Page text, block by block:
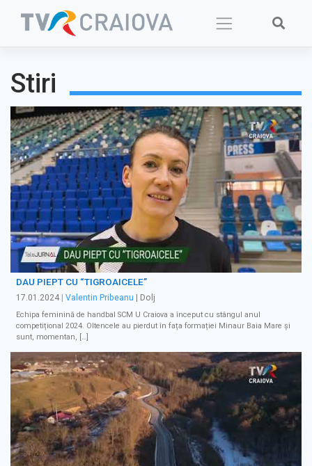
Stiri
DAU PIEPT CU “TIGROAICELE”
17.01.2024 Valentin Pribeanu | Dolj
Echipa feminină de handbal SCM U Craiova a început cu stângul anul
competițional 2024. Oltencele au pierdut în fața formației Minaur Baia Mare și
sunt, momentan, […]